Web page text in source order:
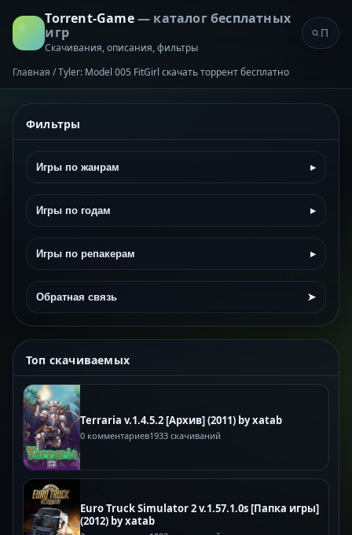
Torrent-Game— каталог бесплатных
игр
Скачивания, описания, фильтры
Главная /Tyler: Model 005 FitGirl скачать торрент бесплатно
Фильтры
Игры по жанрам ▸
Игры по годам ▸
Игры по репакерам ▸
Обратная связь ➤
Топ скачиваемых
Terraria v.1.4.5.2 [Архив] (2011) by xatab
0 комментариев1933 скачиваний
Euro Truck Simulator 2 v.1.57.1.0s [Папка игры]
(2012) by xatab